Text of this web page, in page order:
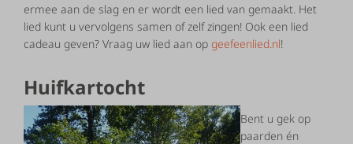
ermee aan de slag en er wordt een lied van gemaakt. Het
lied kunt u vervolgens samen of zelf zingen! Ook een lied
cadeau geven? Vraag uw lied aan opgeefeenlied.nl!
Huifkartocht
Bent u gek op
paarden én